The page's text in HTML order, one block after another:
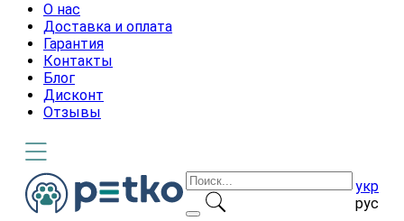
О нас
Доставка и оплата
Гарантия
Контакты
Блог
Дисконт
Отзывы
укр
рус